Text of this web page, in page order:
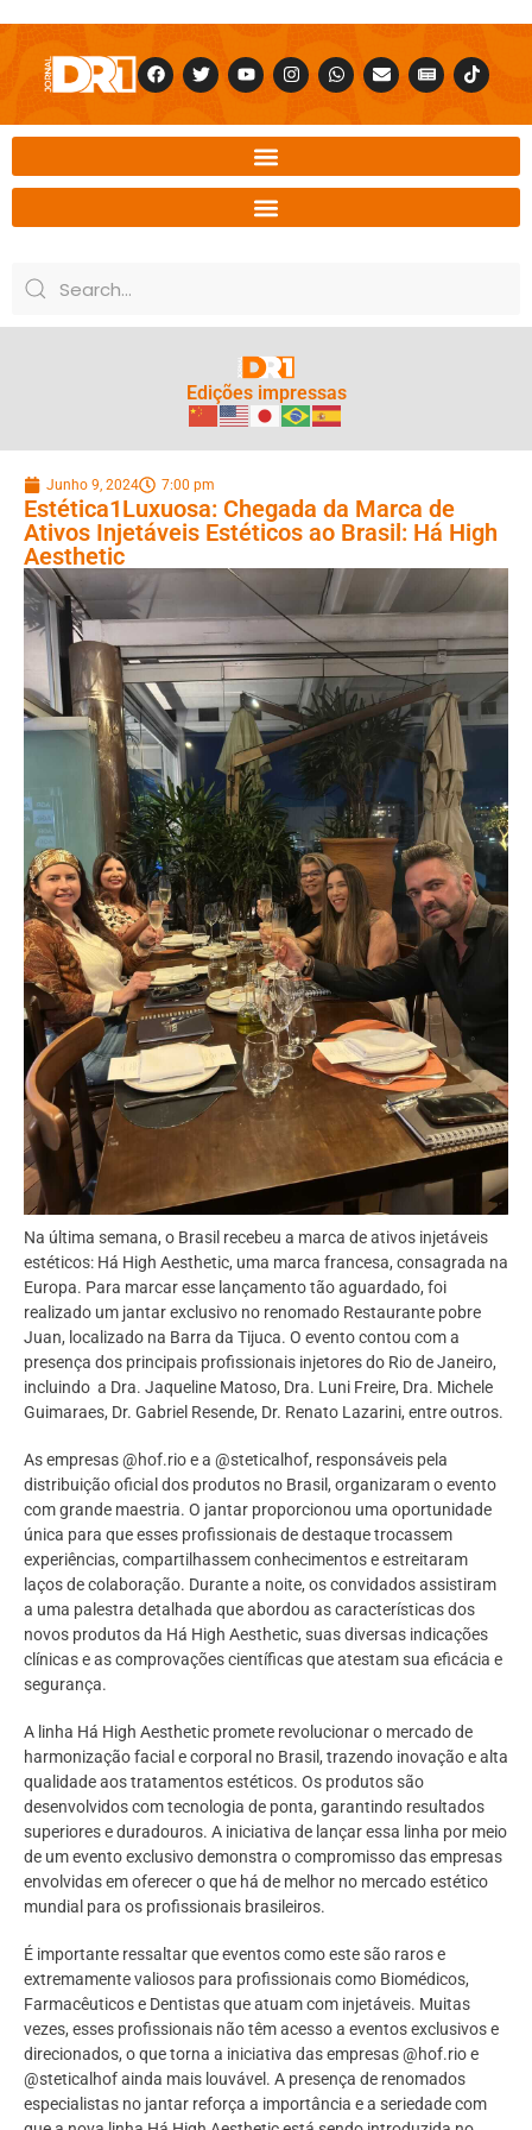
Edições impressas
Junho 9, 2024 7:00 pm
Estética1Luxuosa: Chegada da Marca de
Ativos Injetáveis Estéticos ao Brasil: Há High
Aesthetic
Na última semana, o Brasil recebeu a marca de ativos injetáveis
estéticos: Há High Aesthetic, uma marca francesa, consagrada na
Europa. Para marcar esse lançamento tão aguardado, foi
realizado um jantar exclusivo no renomado Restaurante pobre
Juan, localizado na Barra da Tijuca. O evento contou com a
presença dos principais profissionais injetores do Rio de Janeiro,
incluindo a Dra. Jaqueline Matoso, Dra. Luni Freire, Dra. Michele
Guimaraes, Dr. Gabriel Resende, Dr. Renato Lazarini, entre outros.
As empresas @hof.rio e a @steticalhof, responsáveis pela
distribuição oficial dos produtos no Brasil, organizaram o evento
com grande maestria. O jantar proporcionou uma oportunidade
única para que esses profissionais de destaque trocassem
experiências, compartilhassem conhecimentos e estreitaram
laços de colaboração. Durante a noite, os convidados assistiram
a uma palestra detalhada que abordou as características dos
novos produtos da Há High Aesthetic, suas diversas indicações
clínicas e as comprovações científicas que atestam sua eficácia e
segurança.
A linha Há High Aesthetic promete revolucionar o mercado de
harmonização facial e corporal no Brasil, trazendo inovação e alta
qualidade aos tratamentos estéticos. Os produtos são
desenvolvidos com tecnologia de ponta, garantindo resultados
superiores e duradouros. A iniciativa de lançar essa linha por meio
de um evento exclusivo demonstra o compromisso das empresas
envolvidas em oferecer o que há de melhor no mercado estético
mundial para os profissionais brasileiros.
É importante ressaltar que eventos como este são raros e
extremamente valiosos para profissionais como Biomédicos,
Farmacêuticos e Dentistas que atuam com injetáveis. Muitas
vezes, esses profissionais não têm acesso a eventos exclusivos e
direcionados, o que torna a iniciativa das empresas @hof.rio e
@steticalhof ainda mais louvável. A presença de renomados
especialistas no jantar reforça a importância e a seriedade com